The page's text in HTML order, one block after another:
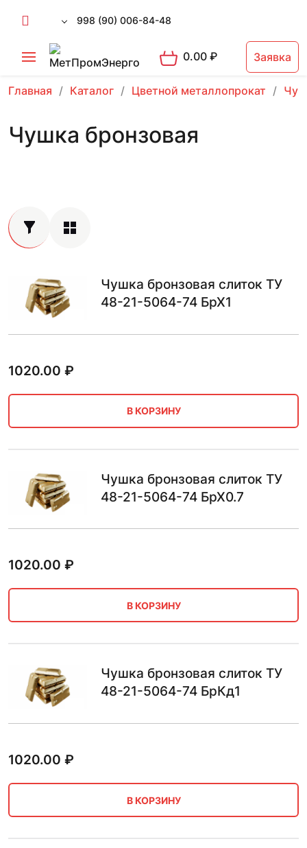
998 (90) 006-84-48
0.00₽ Заявка
Главная Каталог Цветной металлопрокат
Чушка бронзовая
Чушка бронзовая слиток ТУ
48-21-5064-74 БрХ1
1020.00 ₽
В КОРЗИНУ
Чушка бронзовая слиток ТУ
48-21-5064-74 БрХ0.7
1020.00 ₽
В КОРЗИНУ
Чушка бронзовая слиток ТУ
48-21-5064-74 БрКд1
1020.00 ₽
В КОРЗИНУ